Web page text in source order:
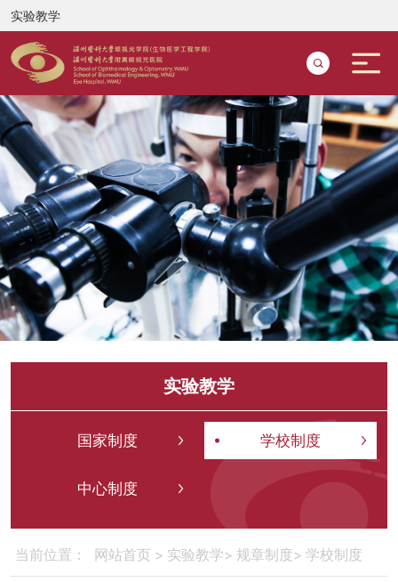
实验教学
实验教学
国家制度 学校制度
中心制度
当前位置： 网站首页 > 实验教学> 规章制度> 学校制度